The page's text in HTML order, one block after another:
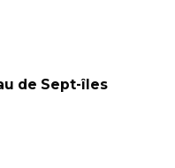
de Sept-îles